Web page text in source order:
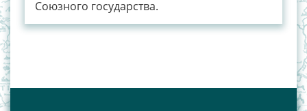
Союзного государства.